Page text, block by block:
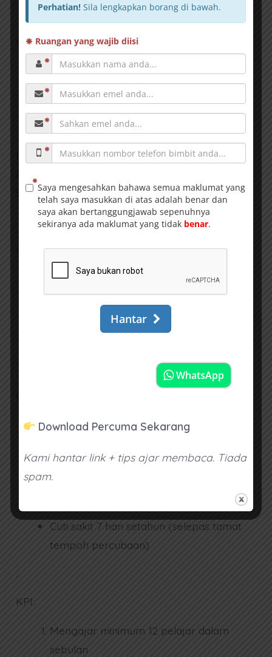
STATUS: Kontrak 12 bulan
TEMPOH PERCUBAAN: 3 ke 6 bulan
HARI DAN WAKTU BEKERJA:
Sabtu pertama setiap bulan (8am – 2pm)
IMBUHAN:
latihan berterusan diberikan
Bonus Performance (tahunan)
Claim medical outpatient (RM200
Cuti umum (10 hari setahun)
setiap bulan)
Cuti sakit 7 hari setahun (selepas tamat
tempoh percubaan)
.
KPI:
Mengajar minimum 12 pelajar dalam
sebulan
Download Percuma Sekarang
Kami hantar link + tips ajar membaca. Tiada
spam.